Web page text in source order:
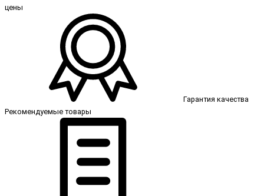
цены
Гарантия качества
Рекомендуемые товары